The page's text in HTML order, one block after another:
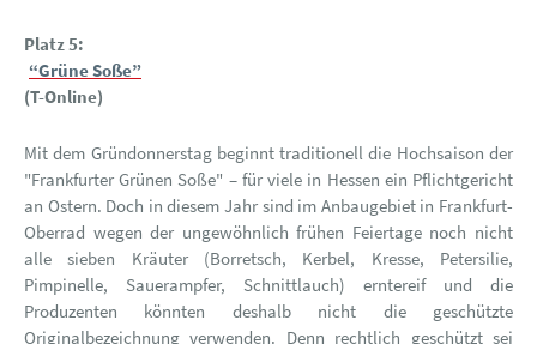
Platz 5:
“Grüne Soße”
(T-Online)
Mit dem Gründonnerstag beginnt traditionell die Hochsaison der
"Frankfurter Grünen Soße" – für viele in Hessen ein Pflichtgericht
an Ostern. Doch in diesem Jahr sind im Anbaugebiet in Frankfurt-
Oberrad wegen der ungewöhnlich frühen Feiertage noch nicht
alle sieben Kräuter (Borretsch, Kerbel, Kresse, Petersilie,
Pimpinelle, Sauerampfer, Schnittlauch) erntereif und die
Produzenten könnten deshalb nicht die geschützte
Originalbezeichnung verwenden. Denn rechtlich geschützt sei